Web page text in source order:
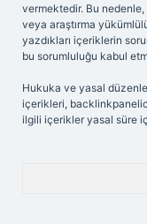
vermektedir. Bu
veya araştırma
yazdıkları içeriklerin
bu sorumluluğu kabul
Hukuka ve yasal
içerikleri,
ilgili içerikler yasal süre